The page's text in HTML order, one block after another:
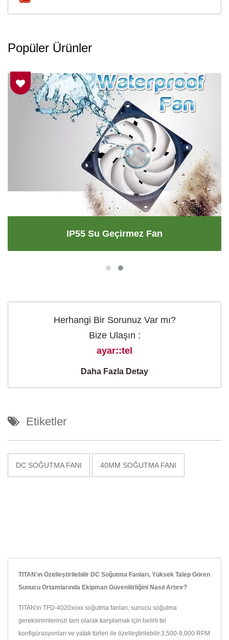
Popüler Ürünler
IP55 Su Geçirmez Fan
Herhangi Bir Sorunuz Var mı?
Bize Ulaşın :
ayar::tel
Daha Fazla Detay
Etiketler
DC SOĞUTMA FANI 40MM SOĞUTMA FANI
TITAN'ın Özelleştirilebilir DC Soğutma Fanları, Yüksek Talep Gören
Sunucu Ortamlarında Ekipman Güvenilirliğini Nasıl Artırır?
TITAN'ın TFD-4020xxxx soğutma fanları, sunucu soğutma
gereksinimlerinizi tam olarak karşılamak için belirli tel
konfigürasyonları ve yatak türleri ile özelleştirilebilir.3,500-9,000 RPM